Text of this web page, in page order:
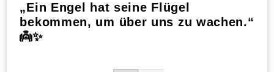
„Ein Engel hat seine Flügel
bekommen, um über uns zu wachen.“
👼✨